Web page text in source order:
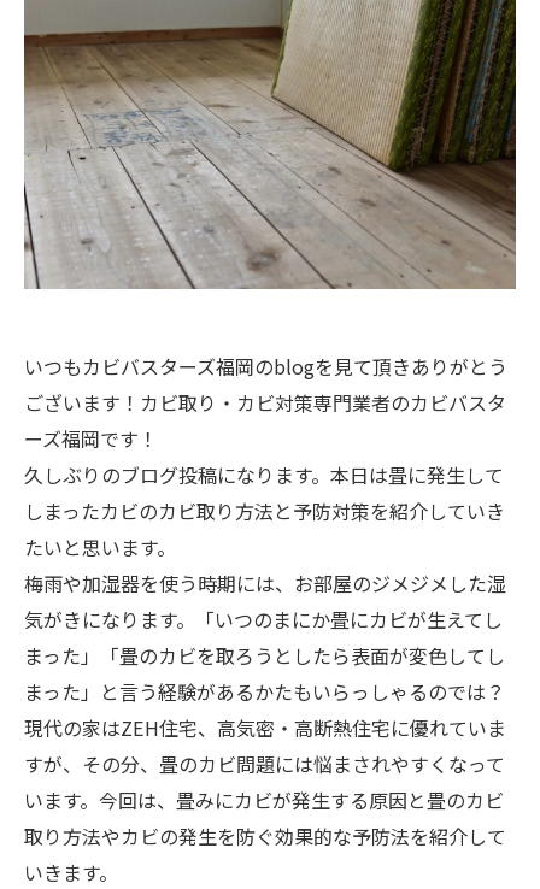
いつもカビバスターズ福岡のblogを見て頂きありがとう
ございます！カビ取り・カビ対策専門業者のカビバスタ
ーズ福岡です！
久しぶりのブログ投稿になります。本日は畳に発生して
しまったカビのカビ取り方法と予防対策を紹介していき
たいと思います。
梅雨や加湿器を使う時期には、お部屋のジメジメした湿
気がきになります。「いつのまにか畳にカビが生えてし
まった」「畳のカビを取ろうとしたら表面が変色してし
まった」と言う経験があるかたもいらっしゃるのでは？
現代の家はZEH住宅、高気密・高断熱住宅に優れていま
すが、その分、畳のカビ問題には悩まされやすくなって
います。今回は、畳みにカビが発生する原因と畳のカビ
取り方法やカビの発生を防ぐ効果的な予防法を紹介して
いきます。